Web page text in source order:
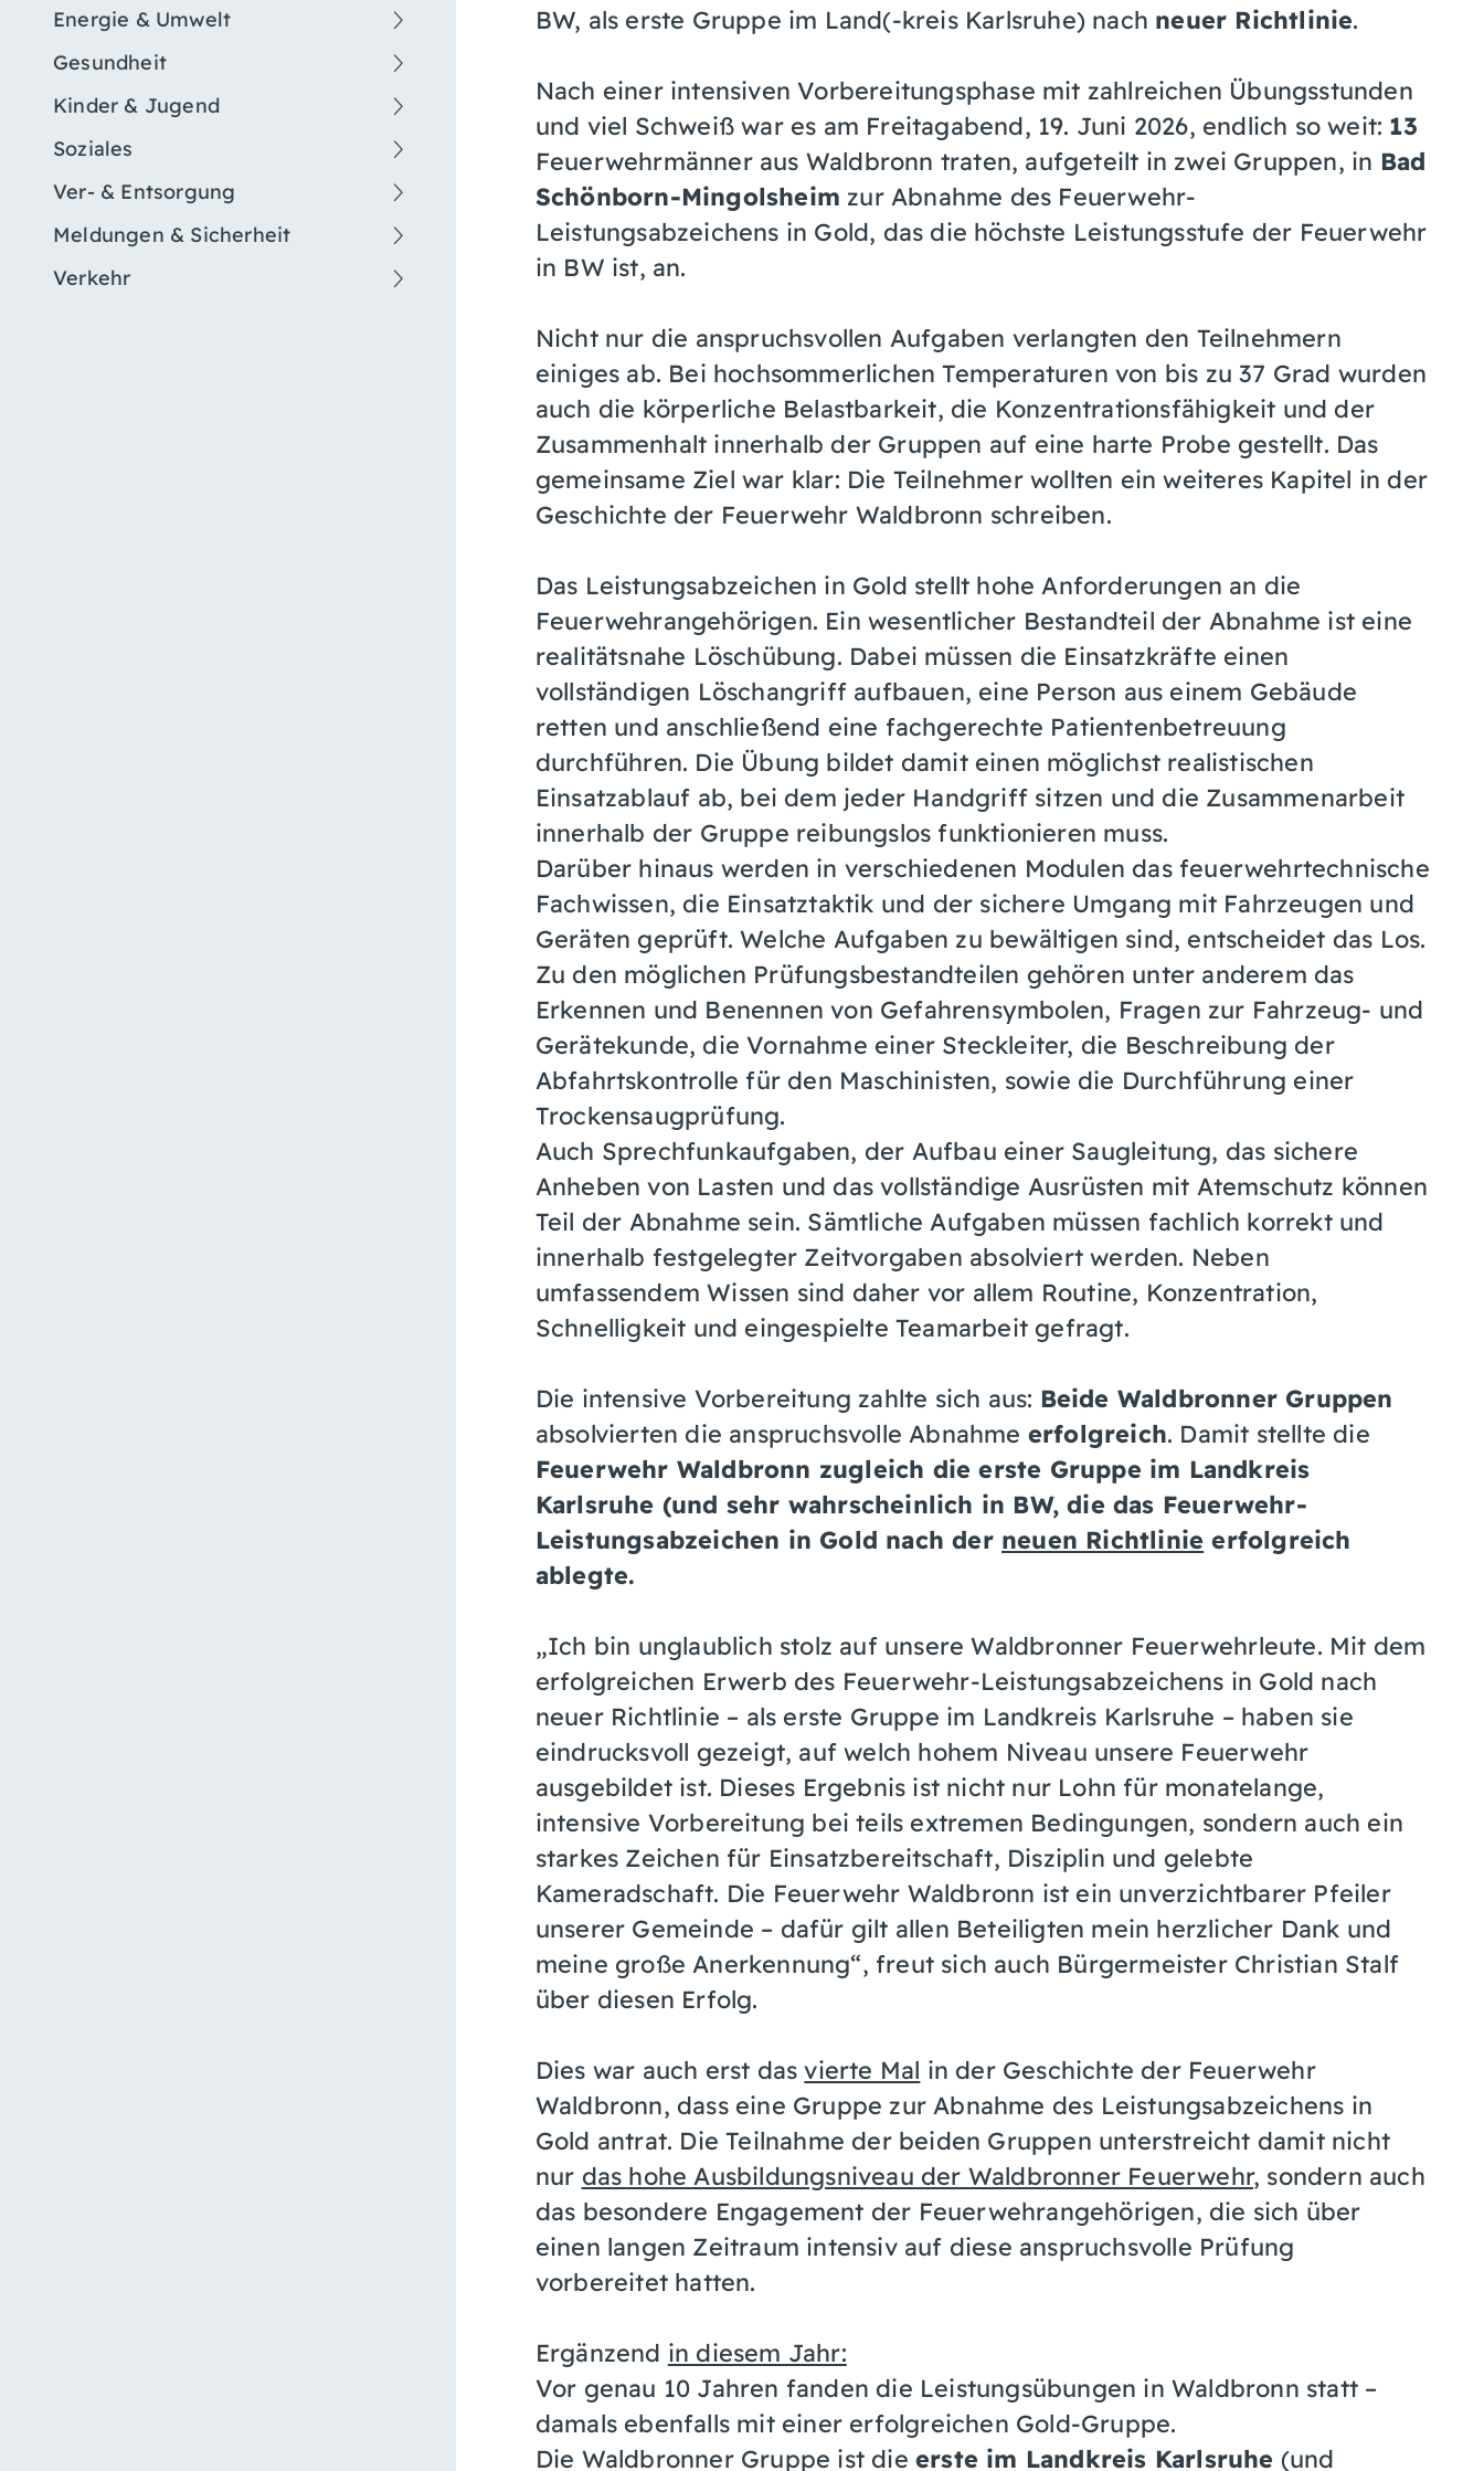
Energie & Umwelt
Gesundheit
Kinder & Jugend
Soziales
Ver- & Entsorgung
Meldungen & Sicherheit
Verkehr
BW, als erste Gruppe im Land(-kreis Karlsruhe) nach neuer Richtlinie.
Nach einer intensiven Vorbereitungsphase mit zahlreichen Übungsstunden
und viel Schweiß war es am Freitagabend, 19. Juni 2026, endlich so weit: 13
Feuerwehrmänner aus Waldbronn traten, aufgeteilt in zwei Gruppen, in Bad
Schönborn-Mingolsheim zur Abnahme des Feuerwehr-
Leistungsabzeichens in Gold, das die höchste Leistungsstufe der Feuerwehr
in BW ist, an.
Nicht nur die anspruchsvollen Aufgaben verlangten den Teilnehmern
einiges ab. Bei hochsommerlichen Temperaturen von bis zu 37 Grad wurden
auch die körperliche Belastbarkeit, die Konzentrationsfähigkeit und der
Zusammenhalt innerhalb der Gruppen auf eine harte Probe gestellt. Das
gemeinsame Ziel war klar: Die Teilnehmer wollten ein weiteres Kapitel in der
Geschichte der Feuerwehr Waldbronn schreiben.
Das Leistungsabzeichen in Gold stellt hohe Anforderungen an die
Feuerwehrangehörigen. Ein wesentlicher Bestandteil der Abnahme ist eine
realitätsnahe Löschübung. Dabei müssen die Einsatzkräfte einen
vollständigen Löschangriff aufbauen, eine Person aus einem Gebäude
retten und anschließend eine fachgerechte Patientenbetreuung
durchführen. Die Übung bildet damit einen möglichst realistischen
Einsatzablauf ab, bei dem jeder Handgriff sitzen und die Zusammenarbeit
innerhalb der Gruppe reibungslos funktionieren muss.
Darüber hinaus werden in verschiedenen Modulen das feuerwehrtechnische
Fachwissen, die Einsatztaktik und der sichere Umgang mit Fahrzeugen und
Geräten geprüft. Welche Aufgaben zu bewältigen sind, entscheidet das Los.
Zu den möglichen Prüfungsbestandteilen gehören unter anderem das
Erkennen und Benennen von Gefahrensymbolen, Fragen zur Fahrzeug- und
Gerätekunde, die Vornahme einer Steckleiter, die Beschreibung der
Abfahrtskontrolle für den Maschinisten, sowie die Durchführung einer
Trockensaugprüfung.
Auch Sprechfunkaufgaben, der Aufbau einer Saugleitung, das sichere
Anheben von Lasten und das vollständige Ausrüsten mit Atemschutz können
Teil der Abnahme sein. Sämtliche Aufgaben müssen fachlich korrekt und
innerhalb festgelegter Zeitvorgaben absolviert werden. Neben
umfassendem Wissen sind daher vor allem Routine, Konzentration,
Schnelligkeit und eingespielte Teamarbeit gefragt.
Die intensive Vorbereitung zahlte sich aus: Beide Waldbronner Gruppen
absolvierten die anspruchsvolle Abnahme erfolgreich. Damit stellte die
Feuerwehr Waldbronn zugleich die erste Gruppe im Landkreis
Karlsruhe (und sehr wahrscheinlich in BW, die das Feuerwehr-
Leistungsabzeichen in Gold nach der neuen Richtlinie erfolgreich
ablegte.
„Ich bin unglaublich stolz auf unsere Waldbronner Feuerwehrleute. Mit dem
erfolgreichen Erwerb des Feuerwehr-Leistungsabzeichens in Gold nach
neuer Richtlinie – als erste Gruppe im Landkreis Karlsruhe – haben sie
eindrucksvoll gezeigt, auf welch hohem Niveau unsere Feuerwehr
ausgebildet ist. Dieses Ergebnis ist nicht nur Lohn für monatelange,
intensive Vorbereitung bei teils extremen Bedingungen, sondern auch ein
starkes Zeichen für Einsatzbereitschaft, Disziplin und gelebte
Kameradschaft. Die Feuerwehr Waldbronn ist ein unverzichtbarer Pfeiler
unserer Gemeinde – dafür gilt allen Beteiligten mein herzlicher Dank und
meine große Anerkennung“, freut sich auch Bürgermeister Christian Stalf
über diesen Erfolg.
Dies war auch erst dasvierte Mal in der Geschichte der Feuerwehr
Waldbronn, dass eine Gruppe zur Abnahme des Leistungsabzeichens in
Gold antrat. Die Teilnahme der beiden Gruppen unterstreicht damit nicht
nur das hohe Ausbildungsniveau der Waldbronner Feuerwehr, sondern auch
das besondere Engagement der Feuerwehrangehörigen, die sich über
einen langen Zeitraum intensiv auf diese anspruchsvolle Prüfung
vorbereitet hatten.
Ergänzend in diesem Jahr:
Vor genau 10 Jahren fanden die Leistungsübungen in Waldbronn statt –
damals ebenfalls mit einer erfolgreichen Gold-Gruppe.
Die Waldbronner Gruppe ist die erste im Landkreis Karlsruhe (und